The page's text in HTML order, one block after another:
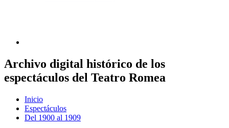
Archivo digital histórico de los
espectáculos del Teatro Romea
Inicio
Espectáculos
Del 1900 al 1909